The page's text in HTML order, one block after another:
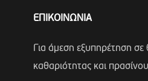
ΕΠΙΚΟΙΝΩΝΙΑ
Για άμεση εξυπηρέτηση σε
καθαριότητας και